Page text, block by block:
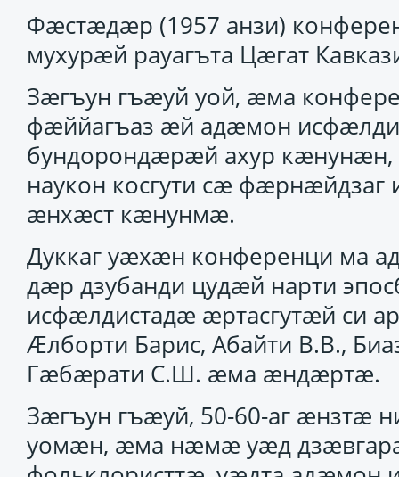
Фӕстӕдӕр (1957 анзи)
мухурӕй рауагъта Цӕгат
Зӕгъун гъӕуй уой, ӕма
фӕййагъаз ӕй адӕмон
бундорондӕрӕй ахур
наукон косгути сӕ
ӕнхӕст кӕнунмӕ.
Дуккаг уӕхӕн конференци ма
дӕр дзубанди цудӕй нарти
исфӕлдистадӕ ӕртасгутӕй си
Ӕлборти Барис, Абайти В.В.,
Гӕбӕрати С.Ш. ӕма ӕндӕртӕ.
Зӕгъун гъӕуй, 50-60-аг ӕнзтӕ
уомӕн, ӕма нӕмӕ уӕд